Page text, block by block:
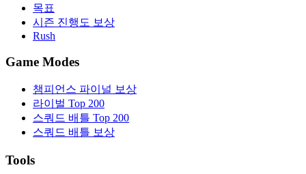
목표
시즌 진행도 보상
Rush
Game Modes
챔피언스 파이널 보상
라이벌 Top 200
스쿼드 배틀 Top 200
스쿼드 배틀 보상
Tools